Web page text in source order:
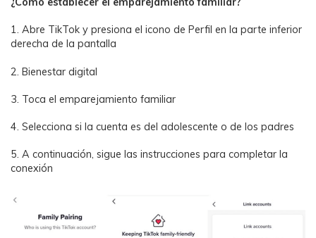
1. Abre TikTok y presiona el icono de Perfil en la parte inferior
derecha de la pantalla
2. Bienestar digital
3. Toca el emparejamiento familiar
4. Selecciona si la cuenta es del adolescente o de los padres
5. A continuación, sigue las instrucciones para completar la
conexión